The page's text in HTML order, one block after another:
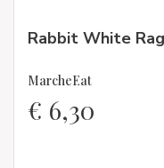
Rabbit White
MarcheEat
€ 6,30